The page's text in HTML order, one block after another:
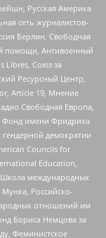
Русская Америка
сеть журналистов-
Берлин, Свободная
помощи, Антивоенный
Libres, Союз за
Ресурсный Центр,
Article 19, Мнение
Свободная Европа,
Фонд имени Фридриха
демократии
Councils for
Education,
международных
Российско-
отношений им
Бориса Немцова за
Феминистское